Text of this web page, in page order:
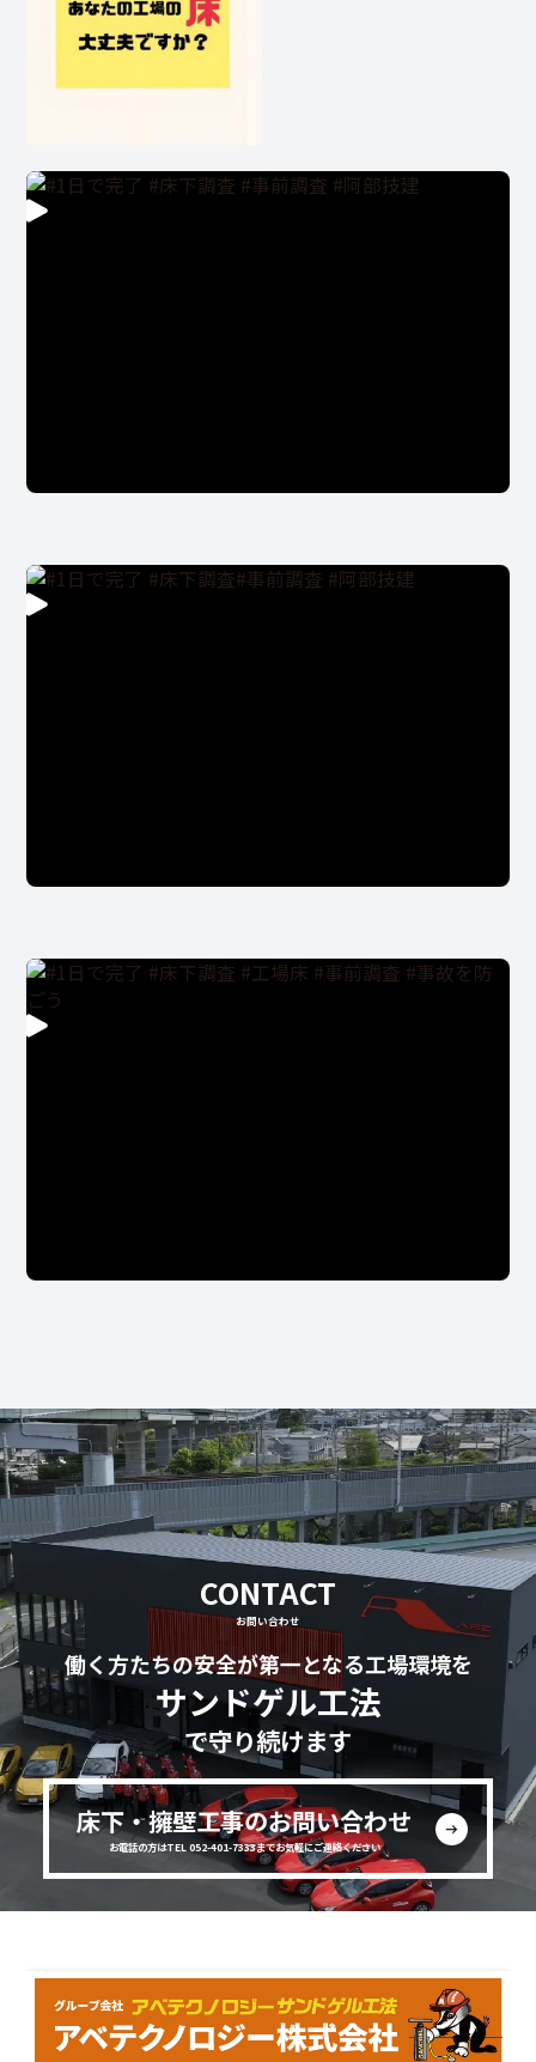
CONTACT
お問い合わせ
働く方たちの安全が第一となる工場環境を
サンドゲル工法
で守り続けます
床下・擁壁工事のお問い合わせ
お電話の方はTEL 052-401-7333までお気軽にご連絡ください